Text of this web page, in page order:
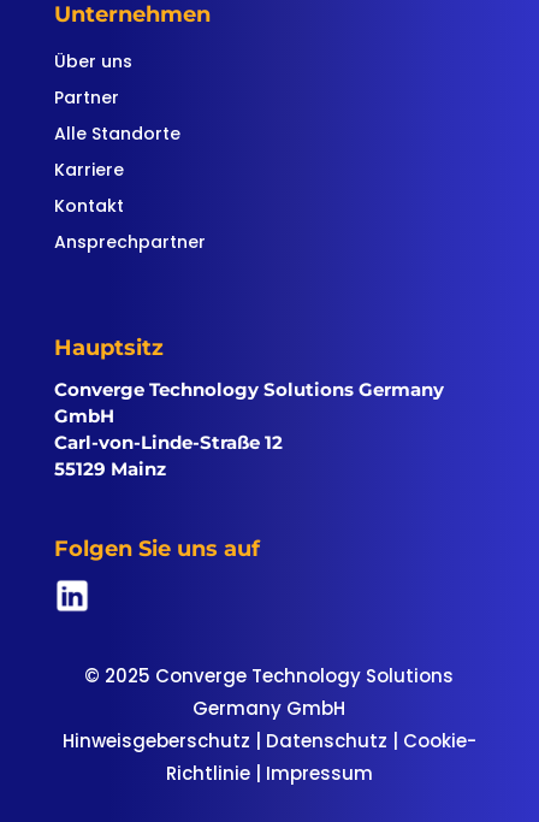
Unternehmen
Über uns
Partner
Alle Standorte
Karriere
Kontakt
Ansprechpartner
Hauptsitz
Converge Technology Solutions Germany
GmbH
Carl-von-Linde-Straße 12
55129 Mainz
Folgen Sie uns auf
© 2025 Converge Technology Solutions
Germany GmbH
Hinweisgeberschutz
Datenschutz
Cookie-
Richtlinie| Impressum